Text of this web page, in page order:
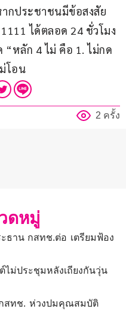
กประชาชนมีข้อสงสัย
ได้ตลอด 24 ชั่วโมง
หลัก 4 ไม่ คือ 1. ไม่กด
โอน
2 ครั้ง
ดหมู่
ธาน กสทช.ต่อ เตรียมฟ้อง
ไม่ประชุมหลังเถียงกันวุ่น
สทช. ห่วงปมคุณสมบัติ